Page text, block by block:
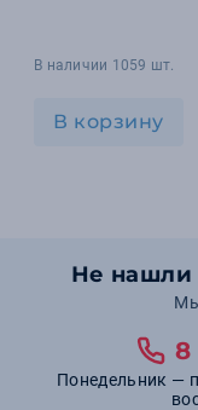
В наличии 1059 шт.
В корзину
Не нашли
8
Понедельник —